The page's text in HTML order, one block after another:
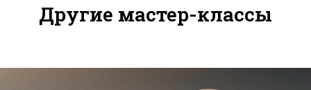
Другие мастер-классы